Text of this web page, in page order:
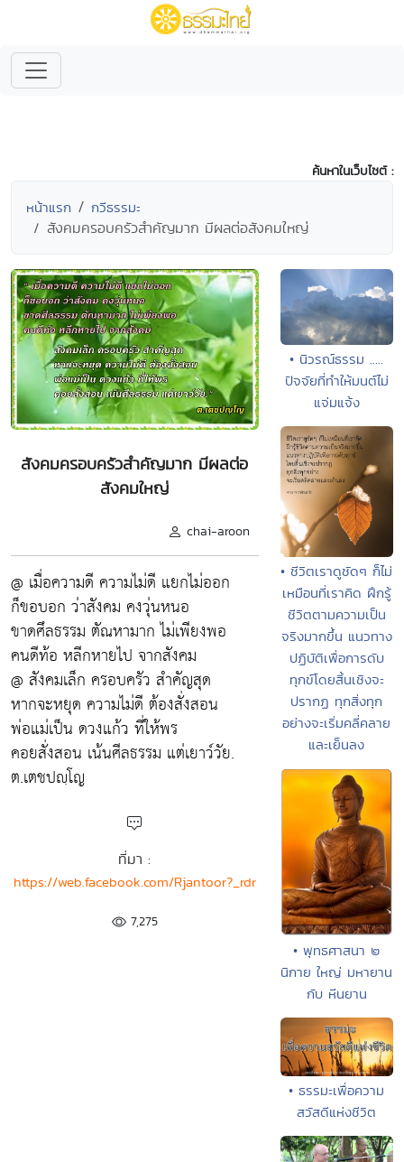
ค้นหาในเว็บไซต์ :
หน้าแรก กวีธรรมะ
สังคมครอบครัวสำคัญมาก มีผลต่อสังคมใหญ่
สังคมครอบครัวสำคัญมาก มีผลต่อ
สังคมใหญ่
chai-aroon
@ เมื่อความดี ความไม่ดี แยกไม่ออก
ก็ขอบอก ว่าสังคม คงวุ่นหนอ
ขาดศึลธรรม ตัณหามาก ไม่เพียงพอ
คนดีท้อ หลีกหายไป จากสังคม
@ สังคมเล็ก ครอบครัว สำคัญสุด
หากจะหยุด ความไม่ดี ต้องสั่งสอน
พ่อแม่เป็น ดวงแก้ว ที่ให้พร
คอยสั่งสอน เน้นศีลธรรม แต่เยาว์วัย.
ต.เตชปญฺโญ
ที่มา :
https://web.facebook.com/Rjantoor?_rdr
7,275
• นิวรณ์ธรรม .....
ปัจจัยที่ทำให้มนต์ไม่
แจ่มแจ้ง
• ชีวิตเราดูชัดๆ ก็ไม่
เหมือนที่เราคิด ฝึกรู้
ชีวิตตามความเป็น
จริงมากขึ้น แนวทาง
ปฏิบัติเพื่อการดับ
ทุกข์โดยสิ้นเชิงจะ
ปรากฏ ทุกสิ่งทุก
อย่างจะเริ่มคลี่คลาย
และเย็นลง
• พุทธศาสนา ๒
นิกาย ใหญ่ มหายาน
กับ หีนยาน
• ธรรมะเพื่อความ
สวัสดีแห่งชีวิต